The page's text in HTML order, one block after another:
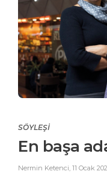
SÖYLEŞİ
En başa
Nermin Ketenci, 11 Ocak